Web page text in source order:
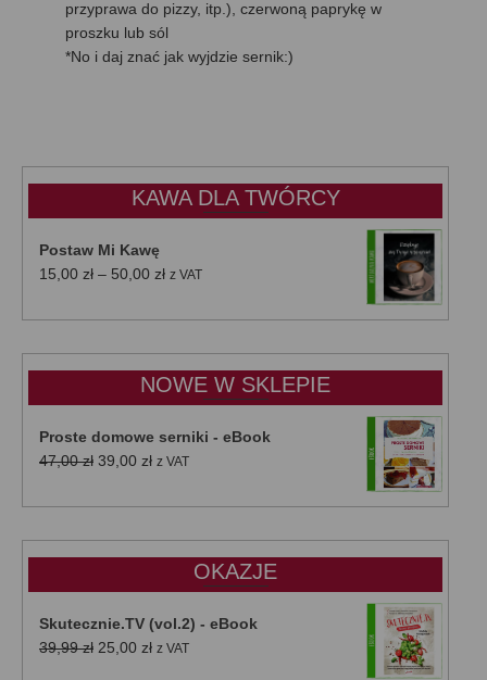
przyprawa do pizzy, itp.), czerwoną paprykę w
proszku lub sól
*No i daj znać jak wyjdzie sernik:)
KAWA DLA TWÓRCY
Postaw Mi Kawę
15,00 zł – 50,00 złZakres
od
do
50,00 zł
z VAT
NOWE W SKLEPIE
Proste domowe serniki - eBook
47,00zł Pierwotna
wynosiła:
39,00 złAktualna
wynosi:
z VAT
OKAZJE
Skutecznie.TV (vol.2) - eBook
39,99zł Pierwotna
25,00 złAktualna
z VAT